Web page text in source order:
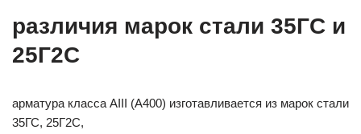
различия марок стали 35ГС и
25Г2С
арматура класса АIII (А400) изготавливается из марок стали
35ГС, 25Г2С,